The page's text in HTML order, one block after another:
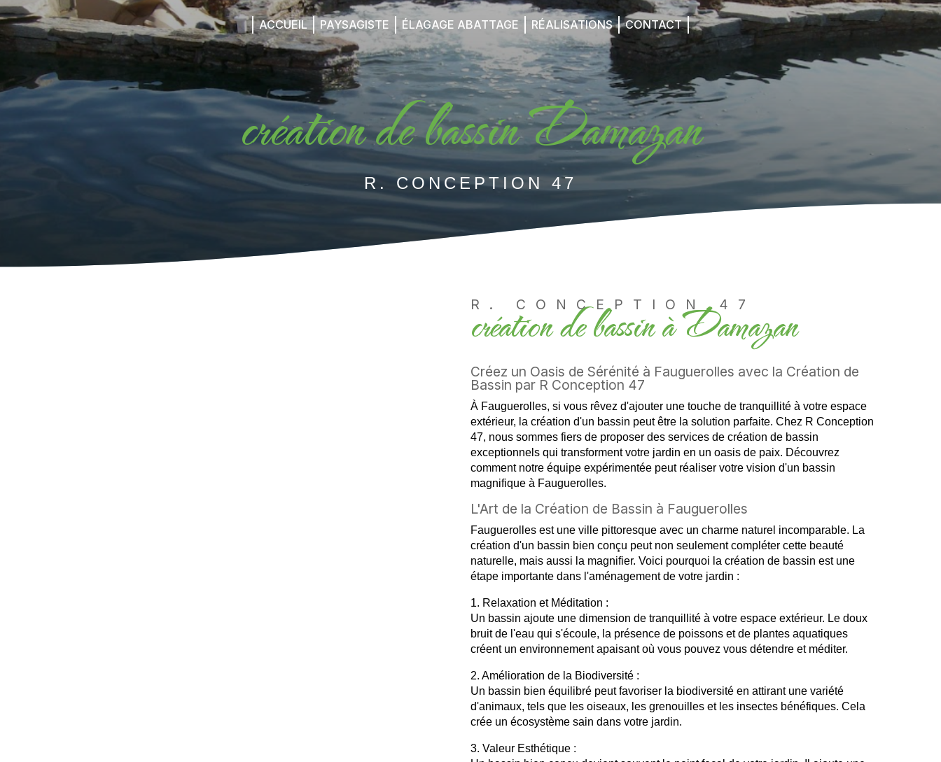
ACCUEIL PAYSAGISTE ÉLAGAGE ABATTAGE RÉALISATIONS CONTACT
création de bassin Damazan
R. CONCEPTION 47
R. CONCEPTION 47
création de bassin à Damazan
Créez un Oasis de Sérénité à Fauguerolles avec la Création de
Bassin par R Conception 47
À Fauguerolles, si vous rêvez d'ajouter une touche de tranquillité à votre espace
extérieur, la création d'un bassin peut être la solution parfaite. Chez R Conception
47, nous sommes fiers de proposer des services de création de bassin
exceptionnels qui transforment votre jardin en un oasis de paix. Découvrez
comment notre équipe expérimentée peut réaliser votre vision d'un bassin
magnifique à Fauguerolles.
L'Art de la Création de Bassin à Fauguerolles
Fauguerolles est une ville pittoresque avec un charme naturel incomparable. La
création d'un bassin bien conçu peut non seulement compléter cette beauté
naturelle, mais aussi la magnifier. Voici pourquoi la création de bassin est une
étape importante dans l'aménagement de votre jardin :
1. Relaxation et Méditation :
Un bassin ajoute une dimension de tranquillité à votre espace extérieur. Le doux
bruit de l'eau qui s'écoule, la présence de poissons et de plantes aquatiques
créent un environnement apaisant où vous pouvez vous détendre et méditer.
2. Amélioration de la Biodiversité :
Un bassin bien équilibré peut favoriser la biodiversité en attirant une variété
d'animaux, tels que les oiseaux, les grenouilles et les insectes bénéfiques. Cela
crée un écosystème sain dans votre jardin.
3. Valeur Esthétique :
Panneau de gestion des cookies